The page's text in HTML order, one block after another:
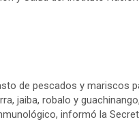
de pescados y mariscos
jaiba, robalo y
informó la